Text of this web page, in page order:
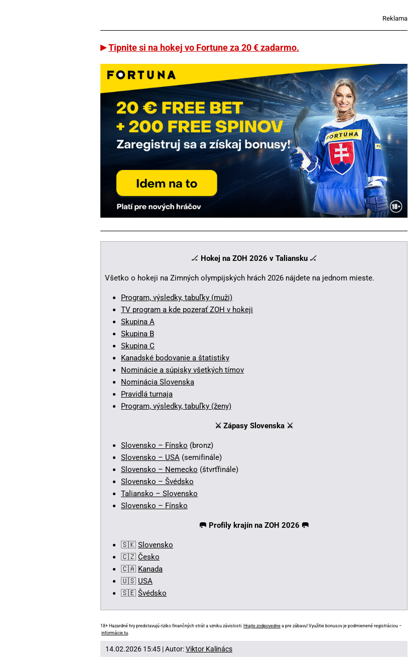
Reklama
Tipnite si na hokej vo Fortune za 20 € zadarmo.
🏒 Hokej na ZOH 2026 v Taliansku 🏒
Všetko o hokeji na Zimných olympijských hrách 2026 nájdete na jednom mieste.
Program, výsledky, tabuľky (muži)
TV program a kde pozerať ZOH v hokeji
Skupina A
Skupina B
Skupina C
Kanadské bodovanie a štatistiky
Nominácie a súpisky všetkých tímov
Nominácia Slovenska
Pravidlá turnaja
Program, výsledky, tabuľky (ženy)
⚔️ Zápasy Slovenska ⚔️
Slovensko – Fínsko (bronz)
Slovensko – USA (semifinále)
Slovensko – Nemecko (štvrťfinále)
Slovensko – Švédsko
Taliansko – Slovensko
Slovensko – Fínsko
🥅 Profily krajín na ZOH 2026 🥅
🇸🇰 Slovensko
🇨🇿 Česko
🇨🇦 Kanada
🇺🇸 USA
🇸🇪 Švédsko
18+ Hazardné hry predstavujú riziko finančných strát a vzniku závislosti. Hrajte zodpovedne a pre zábavu! Využitie bonusov je podmienené registráciou –
informácie tu.
14.02.2026 15:45 | Autor:Viktor Kalinács